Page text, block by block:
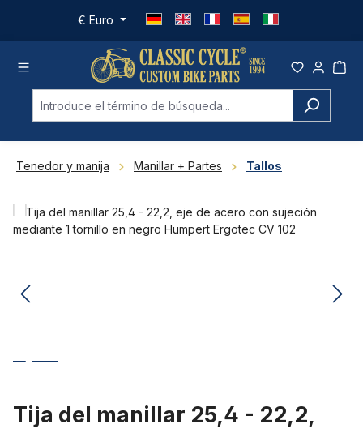
Saltar al contenido principal
€ Euro
Tenedor y manija Manillar + Partes Tallos
Omitir galería de imágenes
Tija del manillar 25,4 - 22,2,